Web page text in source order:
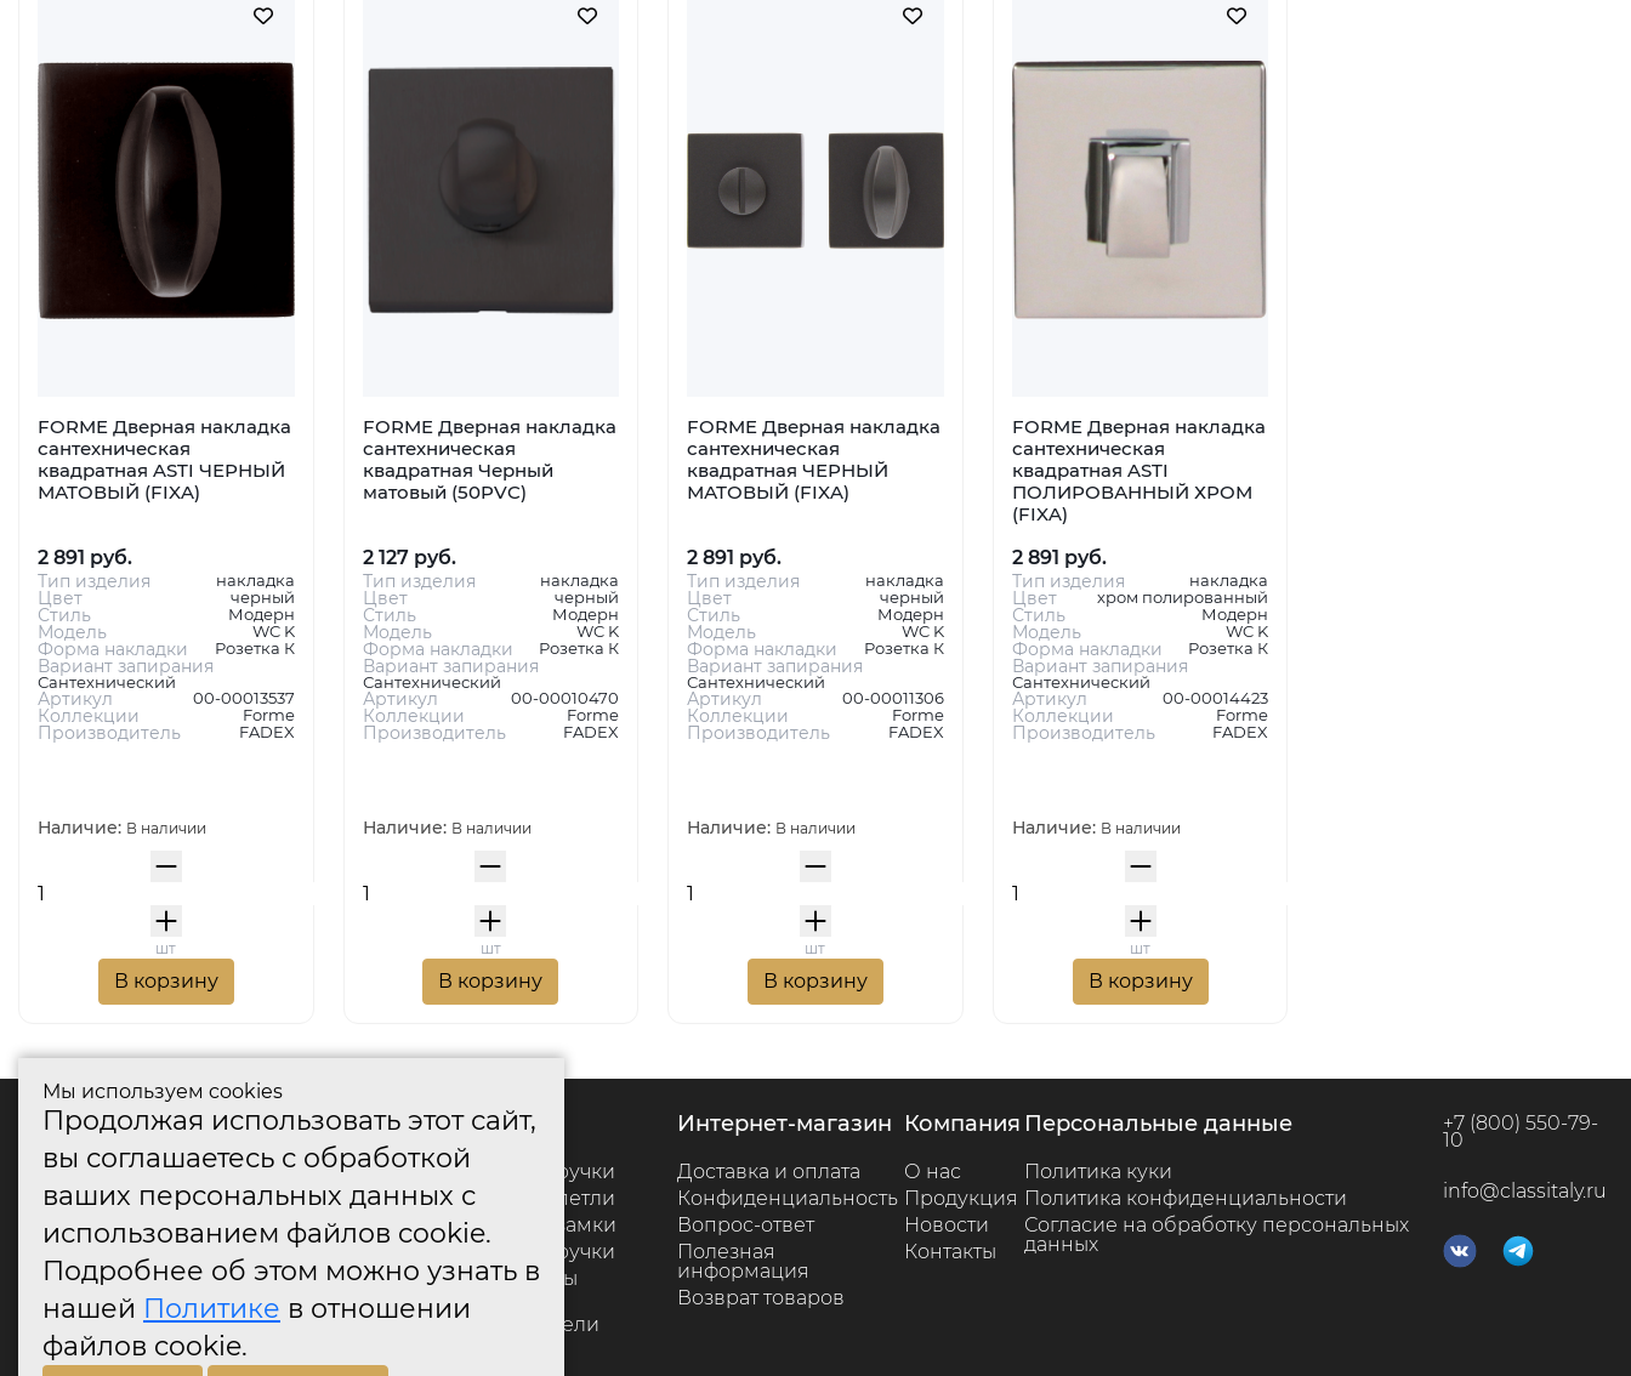
FORME Дверная накладка
сантехническая
квадратная ASTI ЧЕРНЫЙ
МАТОВЫЙ (FIXA)
2 891 руб.
Тип изделия накладка
Цвет черный
Стиль Модерн
Модель WC K
Форма накладки Розетка К
Вариант запирания
Сантехнический
Артикул 00-00013537
Коллекции Forme
Производитель FADEX
Наличие: В наличии
шт
В корзину
FORME Дверная накладка
сантехническая
квадратная Черный
матовый (50PVC)
2 127 руб.
Тип изделия накладка
Цвет черный
Стиль Модерн
Модель WC K
Форма накладки Розетка К
Вариант запирания
Сантехнический
Артикул 00-00010470
Коллекции Forme
Производитель FADEX
Наличие: В наличии
шт
В корзину
FORME Дверная накладка
сантехническая
квадратная ЧЕРНЫЙ
МАТОВЫЙ (FIXA)
2 891 руб.
Тип изделия накладка
Цвет черный
Стиль Модерн
Модель WC K
Форма накладки Розетка К
Вариант запирания
Сантехнический
Артикул 00-00011306
Коллекции Forme
Производитель FADEX
Наличие: В наличии
шт
В корзину
FORME Дверная накладка
сантехническая
квадратная ASTI
ПОЛИРОВАННЫЙ ХРОМ
(FIXA)
2 891 руб.
Тип изделия накладка
Цвет хром полированный
Стиль Модерн
Модель WC K
Форма накладки Розетка К
Вариант запирания
Сантехнический
Артикул 00-00014423
Коллекции Forme
Производитель FADEX
Наличие: В наличии
шт
В корзину
каталог
Дверные ручки
Дверные петли
Дверные замки
Оконные ручки
Аксессуары
Дверные
ограничители
интернет-магазин
Доставка и оплата
Конфиденциальность
Вопрос-ответ
Полезная
информация
Возврат товаров
компания
О нас
Продукция
Новости
Контакты
персональные данные
Политика куки
Политика конфиденциальности
Согласие на обработку персональных
данных
+7 (800) 550-79-
10
info@classitaly.ru
Мы используем cookies
Продолжая использовать этот сайт,
вы соглашаетесь с обработкой
ваших персональных данных с
использованием файлов cookie.
Подробнее об этом можно узнать в
нашей Политике в отношении
файлов cookie.